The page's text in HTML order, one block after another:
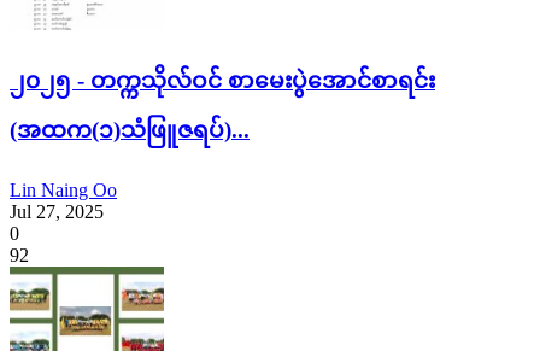
၂၀၂၅ - တက္ကသိုလ်ဝင် စာမေးပွဲအောင်စာရင်း
(အထက(၁)သံဖြူဇရပ်)...
Lin Naing Oo
Jul 27, 2025
0
92